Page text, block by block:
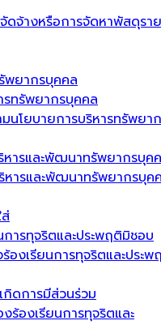
ดจ้างหรือการจัดหาพัสดุราย
พยากรบุคคล
รทรัพยากรบุคคล
นโยบายการบริหารทรัพยา
ารและพัฒนาทรัพยากรบุค
หารและพัฒนาทรัพยากรบุค
ารทุจริตและประพฤติมิชอบ
องเรียนการทุจริตและประพ
กิดการมีส่วนร่วม
ร้องเรียนการทุจริตและ